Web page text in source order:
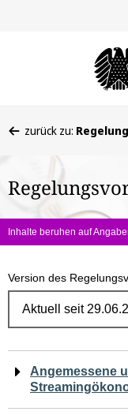
befinden
hier:
zurück zu:
Inhalte beruhen auf
Version des
Navigation
für
Angemessene